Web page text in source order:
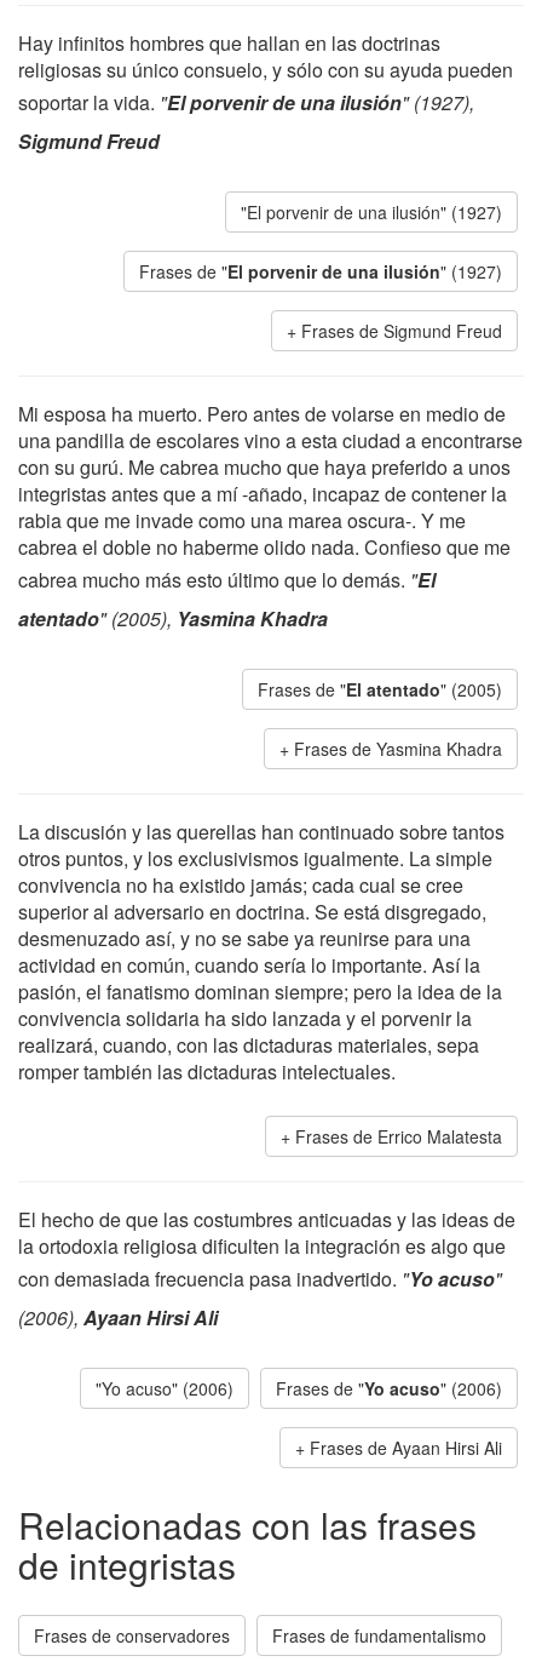
Hay infinitos hombres que hallan en las doctrinas
religiosas su único consuelo, y sólo con su ayuda pueden
soportar la vida. "El porvenir de una ilusión" (1927),
Sigmund Freud
"El porvenir de una ilusión" (1927)
Frases de "El porvenir de una ilusión" (1927)
Frases de Sigmund Freud
Mi esposa ha muerto. Pero antes de volarse en medio de
una pandilla de escolares vino a esta ciudad a encontrarse
con su gurú. Me cabrea mucho que haya preferido a unos
integristas antes que a mí -añado, incapaz de contener la
rabia que me invade como una marea oscura-. Y me
cabrea el doble no haberme olido nada. Confieso que me
cabrea mucho más esto último que lo demás. "El
atentado" (2005), Yasmina Khadra
Frases de "El atentado" (2005)
Frases de Yasmina Khadra
La discusión y las querellas han continuado sobre tantos
otros puntos, y los exclusivismos igualmente. La simple
convivencia no ha existido jamás; cada cual se cree
superior al adversario en doctrina. Se está disgregado,
desmenuzado así, y no se sabe ya reunirse para una
actividad en común, cuando sería lo importante. Así la
pasión, el fanatismo dominan siempre; pero la idea de la
convivencia solidaria ha sido lanzada y el porvenir la
realizará, cuando, con las dictaduras materiales, sepa
romper también las dictaduras intelectuales.
Frases de Errico Malatesta
El hecho de que las costumbres anticuadas y las ideas de
la ortodoxia religiosa dificulten la integración es algo que
con demasiada frecuencia pasa inadvertido. "Yo acuso"
(2006), Ayaan Hirsi Ali
"Yo acuso" (2006) Frases de "Yo acuso" (2006)
Frases de Ayaan Hirsi Ali
Relacionadas con las frases
de integristas
Frases de conservadores Frases de fundamentalismo